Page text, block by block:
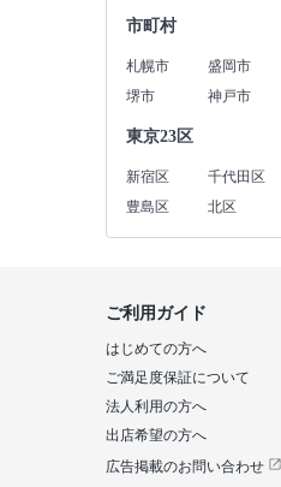
市町村
札幌市 盛岡市
堺市
神戸市
東京23区
新宿区 千代田区
豊島区
北区
ご利用ガイド
はじめての方へ
ご満足度保証について
法人利用の方へ
出店希望の方へ
広告掲載のお問い合わせ